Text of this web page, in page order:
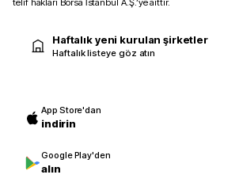
telif hakları Borsa İstanbul A.Ş.’ye aittir.
Haftalık yeni kurulan şirketler
Haftalık listeye göz atın
App Store'dan
indirin
Google Play'den
alın